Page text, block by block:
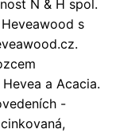
N & H spol.
s
a Acacia.
-